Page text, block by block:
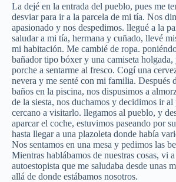
La dejé en la entrada del pueblo, pues me
desviar para ir a la parcela de mi tía. Nos
apasionado y nos despedimos. llegué a la
saludar a mi tía, hermana y cuñado, llevé
mi habitación. Me cambié de ropa.
bañador tipo bóxer y una camiseta holgada,
porche a sentarme al fresco. Cogí una
nevera y me senté con mi familia. Después
baños en la piscina, nos dispusimos a
de la siesta, nos duchamos y decidimos ir al
cercano a visitarlo. llegamos al pueblo, y
aparcar el coche, estuvimos paseando por
hasta llegar a una plazoleta donde había
Nos sentamos en una mesa y pedimos las
Mientras hablábamos de nuestras cosas, vi
autoestopista que me saludaba desde unas
allá de donde estábamos nosotros.